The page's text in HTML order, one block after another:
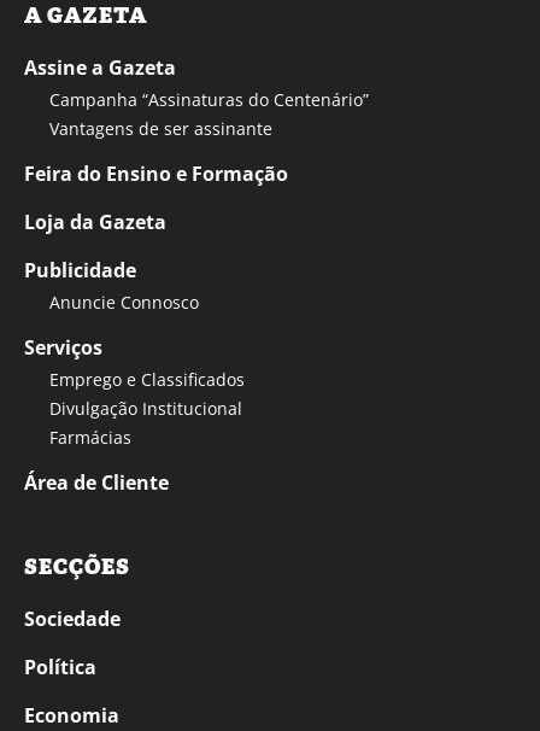
A GAZETA
Assine a Gazeta
Campanha “Assinaturas do Centenário”
Vantagens de ser assinante
Feira do Ensino e Formação
Loja da Gazeta
Publicidade
Anuncie Connosco
Serviços
Emprego e Classificados
Divulgação Institucional
Farmácias
Área de Cliente
SECÇÕES
Sociedade
Política
Economia